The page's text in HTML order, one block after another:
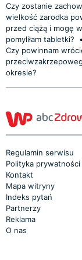
Czy zostanie
wielkość zarodka
przed ciążą i mogę
pomyliłam tabletki?
•
Czy powinnam
okresie?
Regulamin serwisu
Polityka prywatności
Kontakt
Mapa witryny
Indeks pytań
Partnerzy
Reklama
O nas